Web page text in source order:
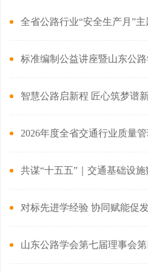
全省公路行业“安全生产月”
标准编制公益讲座暨山东公
2026年度全省交通行业质量
共谋“十五五”｜交通基础设
对标先进学经验 协同赋能促
山东公路学会第七届理事会